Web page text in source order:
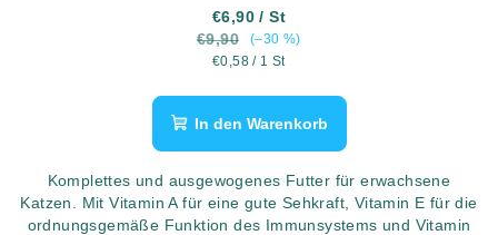
€6,90/ St
€9,90
(–30 %)
Verkaufspreis:
€0,58 / 1 St
In den Warenkorb
Komplettes und ausgewogenes Futter für erwachsene
Katzen. Mit Vitamin A für eine gute Sehkraft, Vitamin E für die
ordnungsgemäße Funktion des Immunsystems und Vitamin